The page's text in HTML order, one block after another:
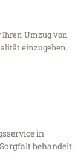
Ihren Umzug von
einzugehen.
in
behandelt.